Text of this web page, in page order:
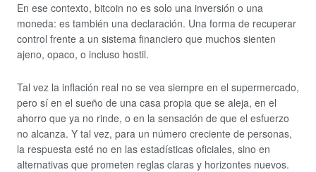
En ese contexto, bitcoin no es solo una inversión o una
moneda: es también una declaración. Una forma de recuperar
control frente a un sistema financiero que muchos sienten
ajeno, opaco, o incluso hostil.
Tal vez la inflación real no se vea siempre en el supermercado,
pero sí en el sueño de una casa propia que se aleja, en el
ahorro que ya no rinde, o en la sensación de que el esfuerzo
no alcanza. Y tal vez, para un número creciente de personas,
la respuesta esté no en las estadísticas oficiales, sino en
alternativas que prometen reglas claras y horizontes nuevos.